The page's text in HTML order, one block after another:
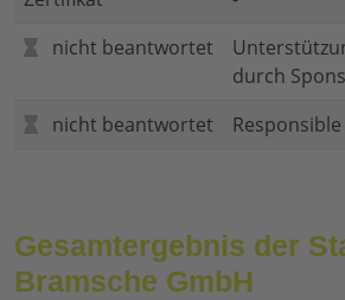
nicht beantwortet
durch
nicht beantwortet
Gesamtergebnis der
Bramsche GmbH